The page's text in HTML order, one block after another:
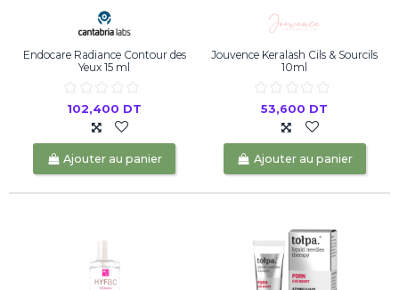
Endocare Radiance Contour des
Yeux 15 ml
102,400 DT
Ajouter au panier
Jouvence Keralash Cils & Sourcils
10ml
53,600 DT
Ajouter au panier